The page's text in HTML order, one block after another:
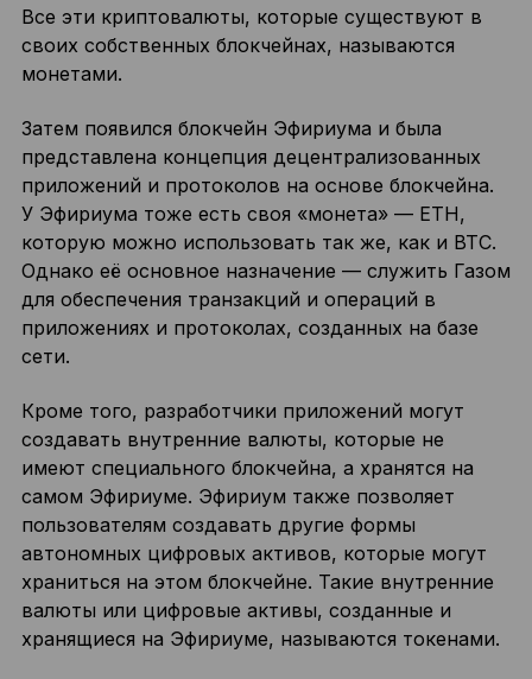
Все эти криптовалюты, которые существуют в
своих собственных блокчейнах, называются
монетами.
Затем появился блокчейн Эфириума и была
представлена концепция децентрализованных
приложений и протоколов на основе блокчейна.
У Эфириума тоже есть своя «монета» — ETH,
которую можно использовать так же, как и BTC.
Однако её основное назначение — служить Газом
для обеспечения транзакций и операций в
приложениях и протоколах, созданных на базе
сети.
Кроме того, разработчики приложений могут
создавать внутренние валюты, которые не
имеют специального блокчейна, а хранятся на
самом Эфириуме. Эфириум также позволяет
пользователям создавать другие формы
автономных цифровых активов, которые могут
храниться на этом блокчейне. Такие внутренние
валюты или цифровые активы, созданные и
хранящиеся на Эфириуме, называются токенами.